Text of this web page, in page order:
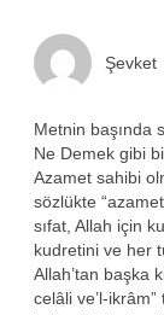
Şevket
Metnin başında
Ne Demek gibi
Azamet sahibi
sözlükte
sıfat, Allah için
kudretini ve her
Allah’tan başka
celâli ve’l-